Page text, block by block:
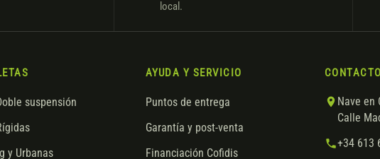
local.
suspensión
y Urbanas
AYUDA Y SERVICIO
Puntos de entrega
Garantía y post-venta
Financiación Cofidis
CONTACTO
Nave en
Calle
+34 613